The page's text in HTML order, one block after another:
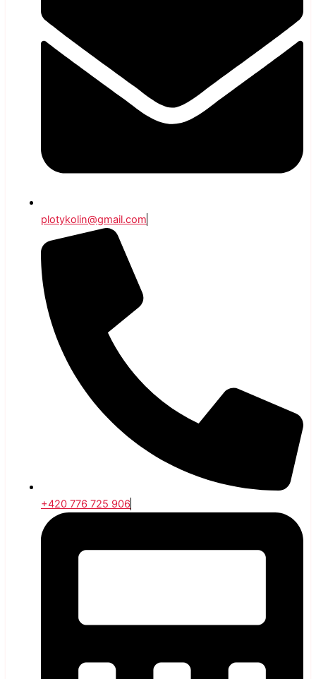
plotykolin@gmail.com
+420 776 725 906